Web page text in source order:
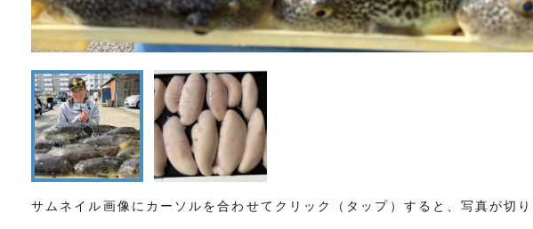
サムネイル画像にカーソルを合わせてクリック（タップ）すると、写真が切